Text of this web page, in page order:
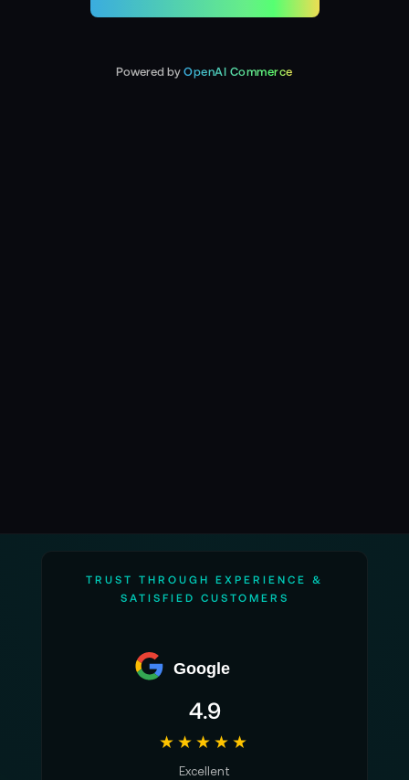
Powered byOpenAI Commerce
TRUST THROUGH EXPERIENCE &
SATISFIED CUSTOMERS
Google
4.9
★★★★★
Excellent